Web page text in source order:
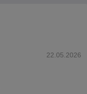
22.05.2026